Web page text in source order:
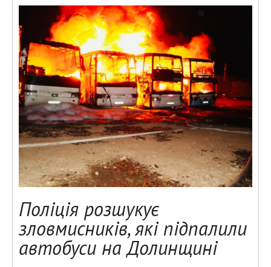
Поліція розшукує
зловмисників, які підпалили
автобуси на Долинщині